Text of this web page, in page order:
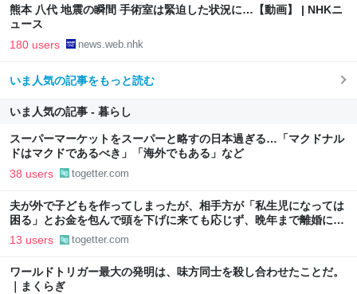
熊本 八代 地震の瞬間 手術室は緊迫した状況に…【動画】 | NHKニ
ュース
180 users news.web.nhk
いま人気の記事をもっと読む
いま人気の記事 - 暮らし
スーパーマーケットをスーパーと略すの日本過ぎる…「マクドナル
ドはマクドであるべき」「海外でもある」など
38 users togetter.com
夫が外で子どもを作ってしまったが、相手方が「私生児になっては
困る」とお金を包んで頭を下げに来ても応じず、晩年まで離婚に応
じなかった親戚の話→「一生復讐になる」「これ本人幸せなの？」
13 users togetter.com
ワールドトリガー最大の発明は、味方同士を殺し合わせたことだ。
｜まくらぎ